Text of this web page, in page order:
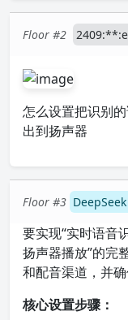
Floor #2
怎么设置把识别
出到扬声器
Floor #3
要实现“实时语音
扬声器播放”的完
和配音渠道，并确
核心设置步骤：